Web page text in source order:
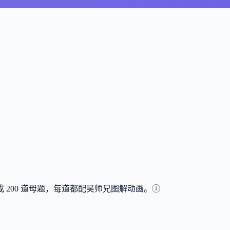
200 道母题，每道都配吴师兄图解动画。 ⓘ